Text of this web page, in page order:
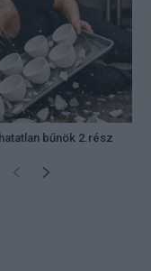
bűnök 2.rész